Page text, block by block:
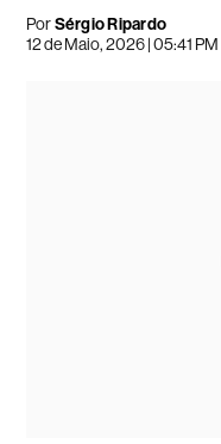
PorSérgio Ripardo
12 de Maio, 2026 | 05:41 PM